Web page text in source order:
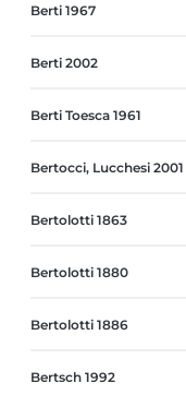
Berti 1967
Berti 2002
Berti Toesca 1961
Bertocci, Lucchesi 2001
Bertolotti 1863
Bertolotti 1880
Bertolotti 1886
Bertsch 1992